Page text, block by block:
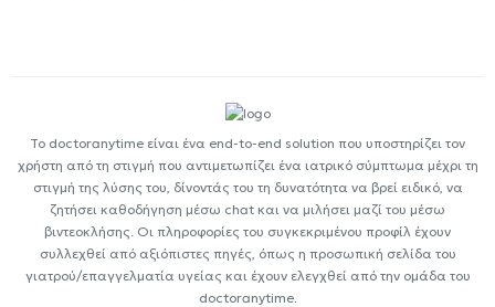
Το doctoranytime είναι ένα end-to-end solution που υποστηρίζει τον
χρήστη από τη στιγμή που αντιμετωπίζει ένα ιατρικό σύμπτωμα μέχρι τη
στιγμή της λύσης του, δίνοντάς του τη δυνατότητα να βρεί ειδικό, να
ζητήσει καθοδήγηση μέσω chat και να μιλήσει μαζί του μέσω
βιντεοκλήσης. Οι πληροφορίες του συγκεκριμένου προφίλ έχουν
συλλεχθεί από αξιόπιστες πηγές, όπως η προσωπική σελίδα του
γιατρού/επαγγελματία υγείας και έχουν ελεγχθεί από την ομάδα του
doctoranytime.